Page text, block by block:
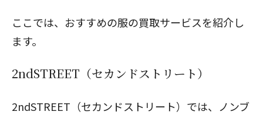
ここでは、おすすめの服の買取サービスを紹介し
ます。
2ndSTREET（セカンドストリート）
2ndSTREET（セカンドストリート）では、ノンブ